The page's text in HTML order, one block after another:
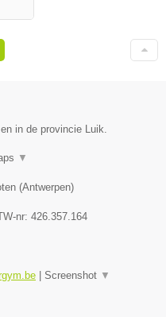
in de provincie Luik.
▼
(Antwerpen)
nr: 426.357.164
Screenshot ▼